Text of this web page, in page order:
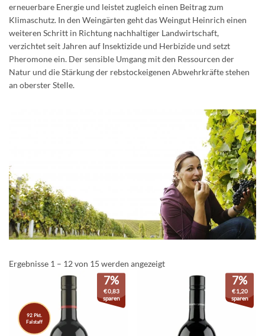
erneuerbare Energie und leistet zugleich einen Beitrag zum
Klimaschutz. In den Weingärten geht das Weingut Heinrich einen
weiteren Schritt in Richtung nachhaltiger Landwirtschaft,
verzichtet seit Jahren auf Insektizide und Herbizide und setzt
Pheromone ein. Der sensible Umgang mit den Ressourcen der
Natur und die Stärkung der rebstockeigenen Abwehrkräfte stehen
an oberster Stelle.
Ergebnisse 1 – 12 von 15 werden angezeigt
92 Pkt.
Falstaff
7%
€0,83
sparen
7%
€1,20
sparen